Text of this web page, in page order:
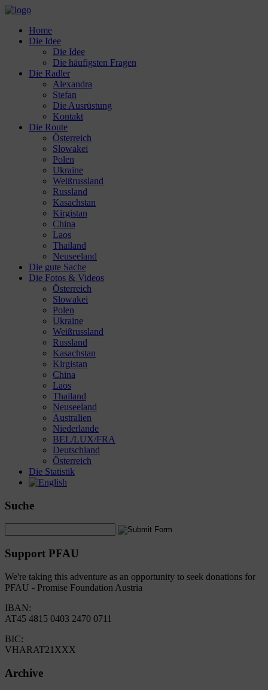
Home
Die Idee
Die Idee
Die häufigsten Fragen
Die Radler
Alexandra
Stefan
Die Ausrüstung
Kontakt
Die Route
Österreich
Slowakei
Polen
Ukraine
Weißrussland
Russland
Kasachstan
Kirgistan
China
Laos
Thailand
Neuseeland
Die gute Sache
Die Fotos & Videos
Österreich
Slowakei
Polen
Ukraine
Weißrussland
Russland
Kasachstan
Kirgistan
China
Laos
Thailand
Neuseeland
Australien
Niederlande
BEL/LUX/FRA
Deutschland
Österreich
Die Statistik
Suche
Support PFAU
We're taking this adventure as an opportunity to seek donations for
PFAU - Promise Foundation Austria
IBAN:
AT45 4815 0403 2470 0711
BIC:
VHARAT21XXX
Archive